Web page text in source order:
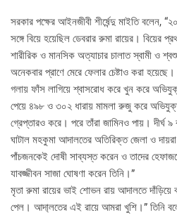
সরকার পক্ষের আইনজীবী শীর্ষেন্দু মাইতি বলেন,
সঙ্গে বিয়ে হয়েছিল ডেবরার রুমা রায়ের। বিয়ের
শারীরিক ও মানসিক অত্যাচার চালাত স্বামী ও
অনেকবার প্রাণে মেরে ফেলার চেষ্টাও করা
গলায় ফাঁস লাগিয়ে শ্বাসরোধ করে খুন করে
পেয়ে ৪৯৮ ও ৩০২ ধারায় মামলা রুজু করে
গ্রেপ্তারও করে। পরে তাঁরা জামিনও পায়। দীর্ঘ
ঘাটাল মহকুমা আদালতের অতিরিক্ত জেলা ও
পাঁচজনকেই দোষী সাব্যস্ত করেন ও তাদের
যাবজ্জীবন সাজা ঘোষণা করেন তিনি।”
মৃতা রুমা রায়ের ভাই শোভন রায় আদালতে
পেল। আদা্লতের এই রায়ে আমরা খুশি।” তিনি